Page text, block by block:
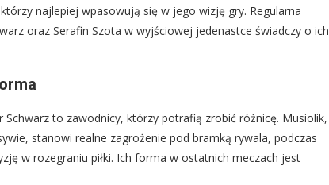
najlepiej wpasowują się w jego wizję gry. Regularna
oraz Serafin Szota w wyjściowej jedenastce świadczy o ich
Schwarz to zawodnicy, którzy potrafią zrobić różnicę. Musiolik,
stanowi realne zagrożenie pod bramką rywala, podczas
w rozegraniu piłki. Ich forma w ostatnich meczach jest